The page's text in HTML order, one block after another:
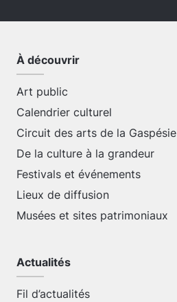
À découvrir
Art public
Calendrier culturel
Circuit des arts de la Gaspésie
De la culture à la grandeur
Festivals et événements
Lieux de diffusion
Musées et sites patrimoniaux
Actualités
Fil d’actualités